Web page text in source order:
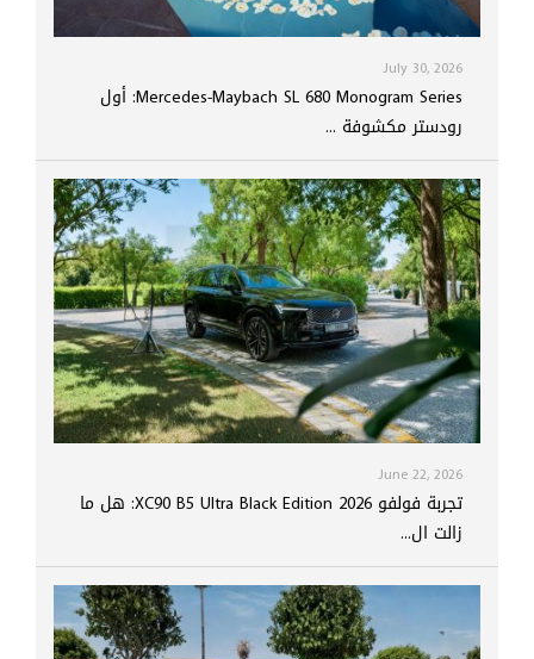
July 30, 2026
Mercedes-Maybach SL 680 Monogram Series: أول
رودستر مكشوفة ...
June 22, 2026
تجربة فولفو XC90 B5 Ultra Black Edition 2026: هل ما
زالت ال...